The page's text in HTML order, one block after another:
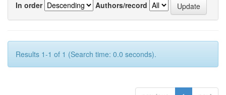
In order
Authors/record
Results 1-1 of 1 (Search time: 0.0 seconds).